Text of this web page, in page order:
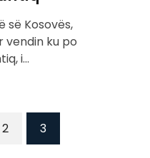
së Kosovës,
vendin ku po
i…
2 3